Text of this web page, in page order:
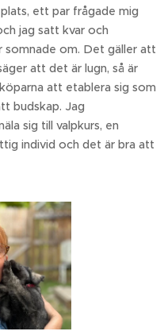
ett par frågade mig
jag satt kvar och
somnade om. Det gäller att
att det är lugn, så är
att etablera sig som
budskap. Jag
sig till valpkurs, en
individ och det är bra att